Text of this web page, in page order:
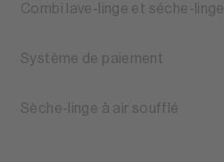
Combi lave-linge et séche-linge
Système de paiement
Sèche-linge à air soufflé